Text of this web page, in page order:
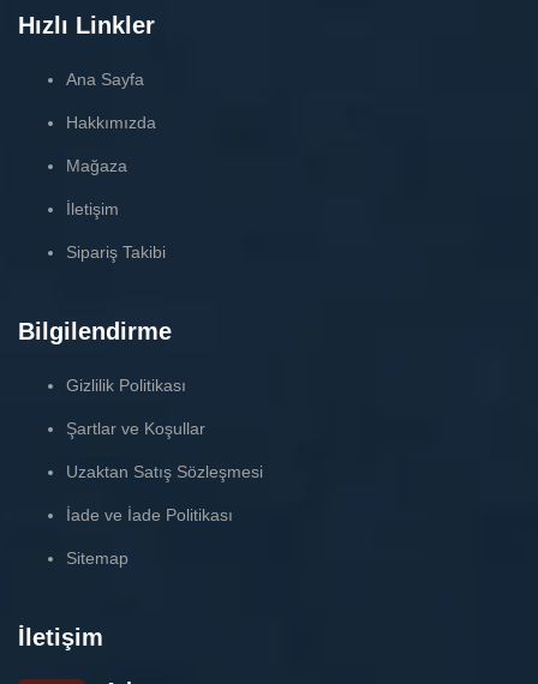
Hızlı Linkler
Ana Sayfa
Hakkımızda
Mağaza
İletişim
Sipariş Takibi
Bilgilendirme
Gizlilik Politikası
Şartlar ve Koşullar
Uzaktan Satış Sözleşmesi
İade ve İade Politikası
Sitemap
İletişim